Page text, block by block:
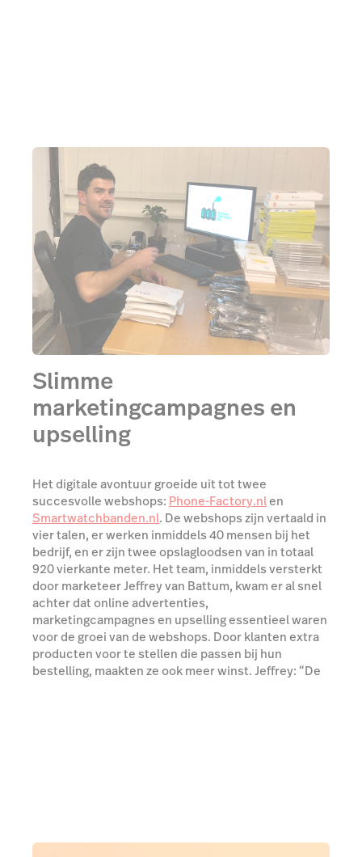
Slimme
marketingcampagnes en
upselling
Het digitale avontuur groeide uit tot twee
succesvolle webshops: Phone-Factory.nlen
Smartwatchbanden.nl. De webshops zijn vertaald in
vier talen, er werken inmiddels 40 mensen bij het
bedrijf, en er zijn twee opslagloodsen van in totaal
920 vierkante meter. Het team, inmiddels versterkt
door marketeer Jeffrey van Battum, kwam er al snel
achter dat online advertenties,
marketingcampagnes en upselling essentieel waren
voor de groei van de webshops. Door klanten extra
producten voor te stellen die passen bij hun
bestelling, maakten ze ook meer winst. Jeffrey: “De